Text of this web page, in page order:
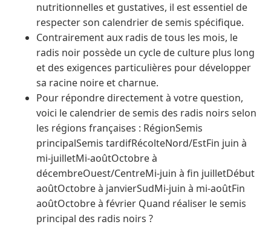
nutritionnelles et gustatives, il est essentiel de
respecter son calendrier de semis spécifique.
Contrairement aux radis de tous les mois, le
radis noir possède un cycle de culture plus long
et des exigences particulières pour développer
sa racine noire et charnue.
Pour répondre directement à votre question,
voici le calendrier de semis des radis noirs selon
les régions françaises : RégionSemis
principalSemis tardifRécolteNord/EstFin juin à
mi-juilletMi-aoûtOctobre à
décembreOuest/CentreMi-juin à fin juilletDébut
aoûtOctobre à janvierSudMi-juin à mi-aoûtFin
aoûtOctobre à février Quand réaliser le semis
principal des radis noirs ?